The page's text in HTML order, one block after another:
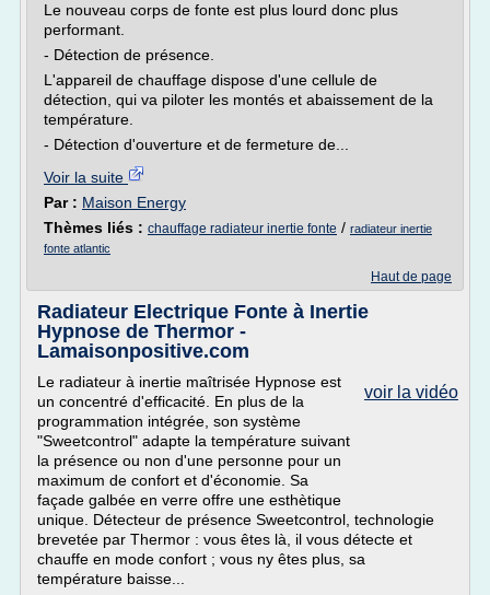
Le nouveau corps de fonte est plus lourd donc plus
performant.
- Détection de présence.
L'appareil de chauffage dispose d'une cellule de
détection, qui va piloter les montés et abaissement de la
température.
- Détection d'ouverture et de fermeture de...
Voir la suite
Par : Maison Energy
Thèmes liés : chauffage radiateur inertie fonte / radiateur inertie
fonte atlantic
Haut de page
Radiateur Electrique Fonte à Inertie
Hypnose de Thermor -
Lamaisonpositive.com
voir la vidéo
Le radiateur à inertie maîtrisée Hypnose est
un concentré d'efficacité. En plus de la
programmation intégrée, son système
"Sweetcontrol" adapte la température suivant
la présence ou non d'une personne pour un
maximum de confort et d'économie. Sa
façade galbée en verre offre une esthètique
unique. Détecteur de présence Sweetcontrol, technologie
brevetée par Thermor : vous êtes là, il vous détecte et
chauffe en mode confort ; vous ny êtes plus, sa
température baisse...